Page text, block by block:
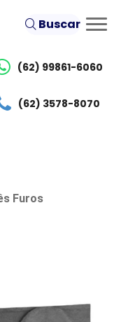
Buscar
(62) 99861-6060
(62) 3578-8070
Furos